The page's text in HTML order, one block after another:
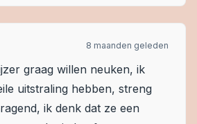
8 maanden geleden
graag willen neuken, ik
uitstraling hebben, streng
ik denk dat ze een